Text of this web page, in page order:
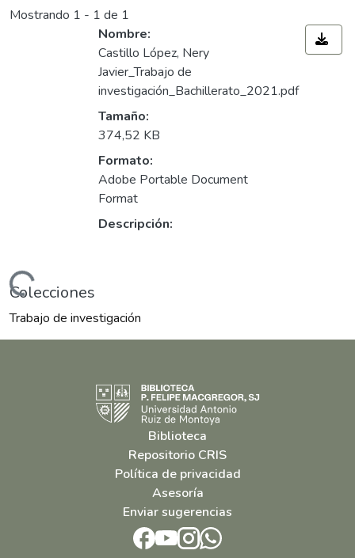
Mostrando 1 - 1 de 1
Nombre:
Castillo López, Nery
Javier_Trabajo de
investigación_Bachillerato_2021.pdf
Tamaño:
374,52 KB
Formato:
Adobe Portable Document
Format
Descripción:
Colecciones
Trabajo de investigación
Biblioteca
Repositorio CRIS
Política de privacidad
Asesoría
Enviar sugerencias